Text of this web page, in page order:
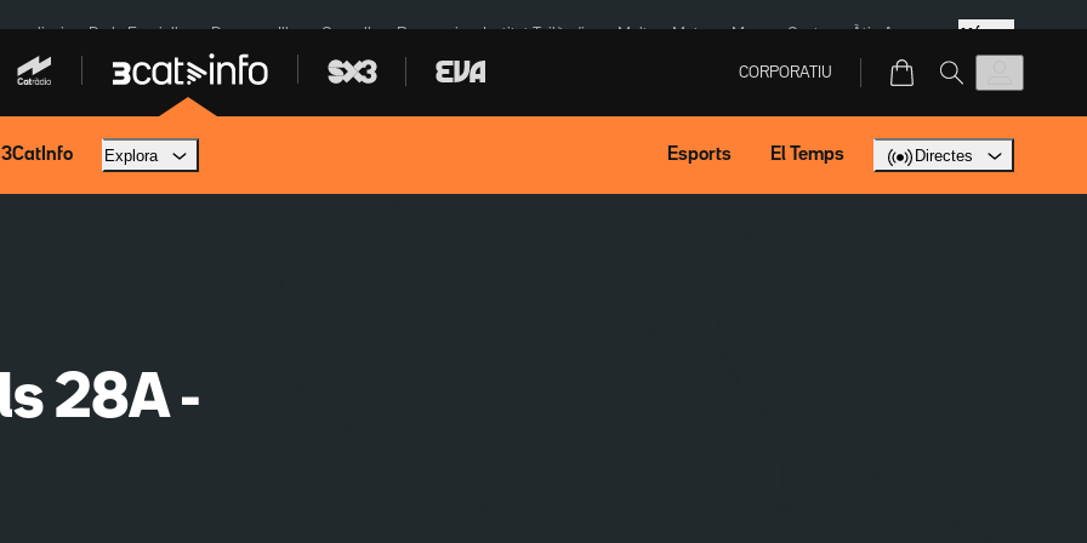
eclipsi De la Espriella Dos anys Illa Granollers Paraguai Institut Tailàndia Multa a Meta Menors Ceuta Àtic Ayuso Més
CORPORATIU
3CatInfo Explora Esports El Temps Directes
28A -